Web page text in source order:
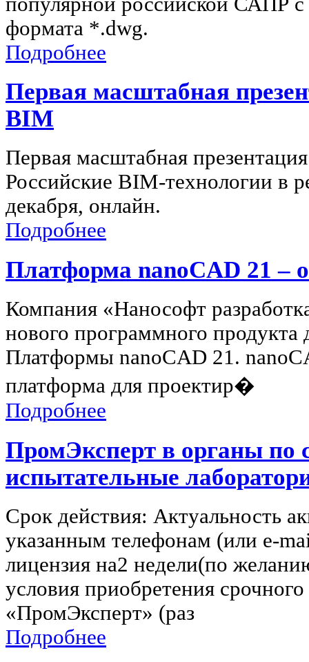
формата *.dwg.
Подробнее
Первая масштабная
BIM
Первая масштабная
Российские BIM-технологии в
декабря, онлайн.
Подробнее
Платформа nanoCAD 21 –
Компания «Нанософт
нового программного продукта
Платформы nanoCAD 21.
платформа для проектир�
Подробнее
ПромЭксперт в органы по
испытательные
Срок действия: Актуальность
указанным телефонам (или e-
лицензия на2 недели(по
условия приобретения
«ПромЭксперт» (раз
Подробнее